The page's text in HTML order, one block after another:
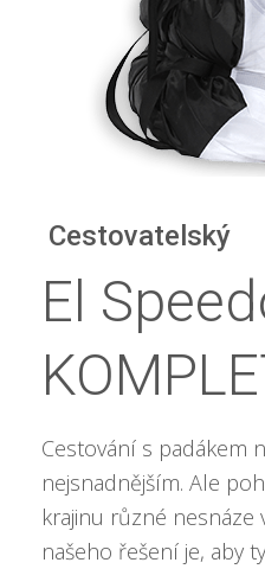
Cestovatelský
El
Cestování s padákem
nejsnadnějším. Ale
krajinu různé nesnáze
našeho řešení je, aby